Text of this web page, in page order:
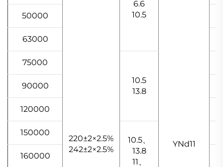
220±2×2.5%
242±2×2.5%
6.6
10.5
YNd11
50000
63000
75000
10.5
13.8
90000
120000
150000
10.5、
13.8
11、
160000